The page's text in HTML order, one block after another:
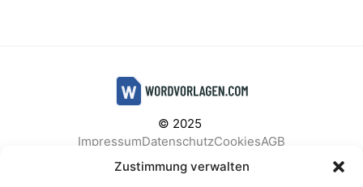
Zustimmung verwalten
© 2025
ImpressumDatenschutzCookiesAGB
Facebook
Instagram